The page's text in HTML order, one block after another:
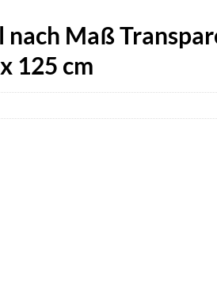
nach Maß
125 cm